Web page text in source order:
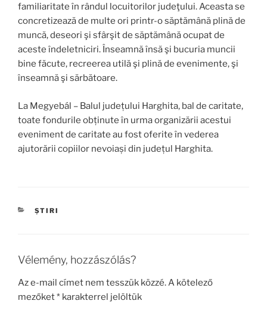
familiaritate în rândul locuitorilor judeţului. Aceasta se
concretizează de multe ori printr-o săptămână plină de
muncă, deseori şi sfârşit de săptămână ocupat de
aceste îndeletniciri. Înseamnă însă şi bucuria muncii
bine făcute, recreerea utilă şi plină de evenimente, şi
înseamnă şi sărbătoare.
La Megyebál – Balul județului Harghita, bal de caritate,
toate fondurile obținute în urma organizării acestui
eveniment de caritate au fost oferite în vederea
ajutorării copiilor nevoiași din județul Harghita.
KATEGÓRIÁK
ȘTIRI
Vélemény, hozzászólás?
Az e-mail címet nem tesszük közzé.A kötelező
mezőket* karakterrel jelöltük